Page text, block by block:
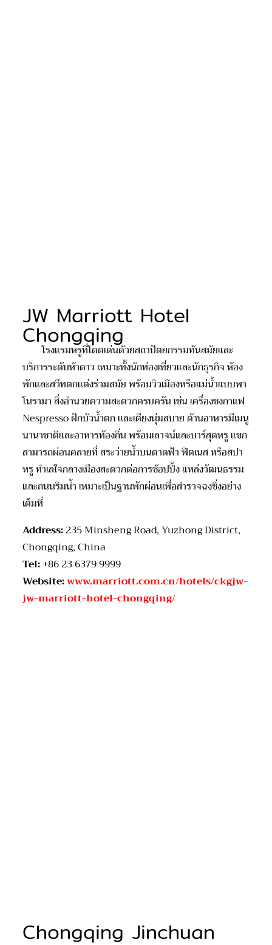
JW Marriott Hotel
Chongqing
โรงแรมหรูที่โดดเด่นด้วยสถาปัตยกรรมทันสมัยและ
บริการระดับห้าดาว เหมาะทั้งนักท่องเที่ยวและนักธุรกิจ ห้อง
พักและสวีทตกแต่งร่วมสมัย พร้อมวิวเมืองหรือแม่น้ำแบบพา
โนรามา สิ่งอำนวยความสะดวกครบครัน เช่น เครื่องชงกาแฟ
Nespresso ฝักบัวน้ำตก และเตียงนุ่มสบาย ด้านอาหารมีเมนู
นานาชาติและอาหารท้องถิ่น พร้อมเลาจน์และบาร์สุดหรู แขก
สามารถผ่อนคลายที่ สระว่ายน้ำบนดาดฟ้า ฟิตเนส หรือสปา
หรู ทำเลใจกลางเมืองสะดวกต่อการช้อปปิ้ง แหล่งวัฒนธรรม
และถนนริมน้ำ เหมาะเป็นฐานพักผ่อนเพื่อสำรวจฉงชิ่งอย่าง
เต็มที่
Address:235 Minsheng Road, Yuzhong District,
Chongqing, China
Tel:+86 23 6379 9999
Website:www.marriott.com.cn/hotels/ckgjw-
jw-marriott-hotel-chongqing/
Chongqing Jinchuan